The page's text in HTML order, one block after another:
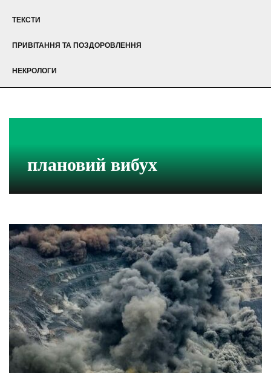
ТЕКСТИ
ПРИВІТАННЯ ТА ПОЗДОРОВЛЕННЯ
НЕКРОЛОГИ
плановий вибух